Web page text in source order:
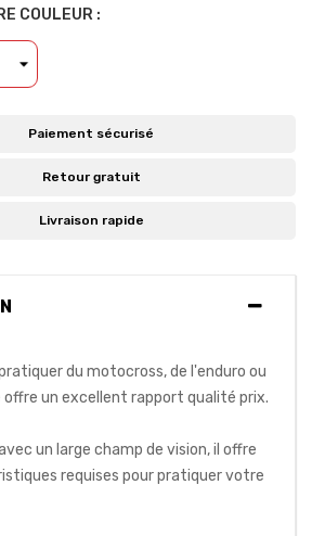
COULEUR :
Paiement sécurisé
Retour gratuit
Livraison rapide
du motocross, de l'enduro ou
offre un excellent rapport qualité prix.
un large champ de vision, il offre
requises pour pratiquer votre